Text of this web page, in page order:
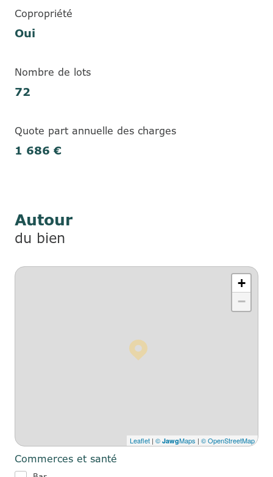
Copropriété
Oui
Nombre de lots
72
Quote part annuelle des charges
1 686 €
Autour
du bien
+
−
Leaflet | © JawgMaps | © OpenStreetMap
Commerces et santé